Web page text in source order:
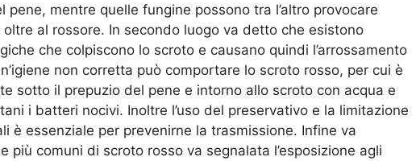
pene, mentre quelle fungine possono tra l’altro provocare
al rossore. In secondo luogo va detto che esistono
che colpiscono lo scroto e causano quindi l’arrossamento
non corretta può comportare lo scroto rosso, per cui è
sotto il prepuzio del pene e intorno allo scroto con acqua e
i batteri nocivi. Inoltre l’uso del preservativo e la limitazione
è essenziale per prevenirne la trasmissione. Infine va
più comuni di scroto rosso va segnalata l’esposizione agli